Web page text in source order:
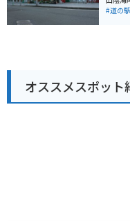
歴史を
新鮮な
しめ
卵」がおすす
ングの
#道の駅
オススメスポット